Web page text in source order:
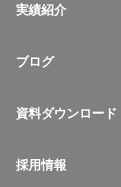
実績紹介
ブログ
資料ダウンロード
採用情報